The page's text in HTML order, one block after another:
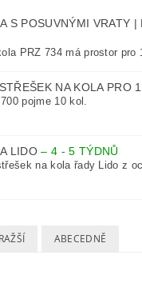
S POSUVNÝMI VRATY
PRZ 734 má prostor pro
NA KOLA PRO
pojme 10 kol.
LIDO–4 - 5 TÝDNŮ
na kola řady Lido z
ABECEDNĚ